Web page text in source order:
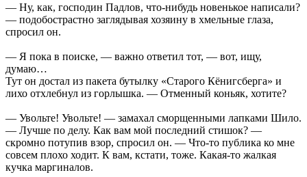
— Ну, как, господин Падлов, что-нибудь новенькое написали?
— подобострастно заглядывая хозяину в хмельные глаза,
спросил он.
— Я пока в поиске, — важно ответил тот, — вот, ищу,
думаю…
Тут он достал из пакета бутылку «Старого Кёнигсберга» и
лихо отхлебнул из горлышка. — Отменный коньяк, хотите?
— Увольте! Увольте! — замахал сморщенными лапками Шило.
— Лучше по делу. Как вам мой последний стишок? —
скромно потупив взор, спросил он. — Что-то публика ко мне
совсем плохо ходит. К вам, кстати, тоже. Какая-то жалкая
кучка маргиналов.